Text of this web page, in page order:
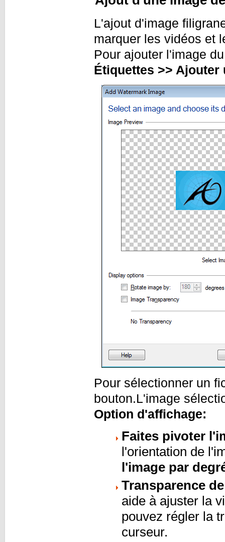
L'ajout d'image
marquer les vidéos et
Pour ajouter l'image
Étiquettes >> Ajouter
Pour sélectionner un
bouton.L'image
Option d'affichage:
Faites pivoter
l'orientation de
l'image par
Transparence
aide à ajuster la
pouvez régler la
curseur.